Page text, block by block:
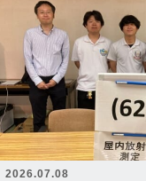
2026.07.08